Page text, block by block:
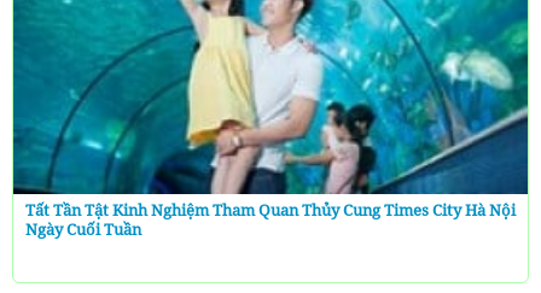
Tất Tần Tật Kinh Nghiệm Tham Quan Thủy Cung Times City Hà Nội
Ngày Cuối Tuần